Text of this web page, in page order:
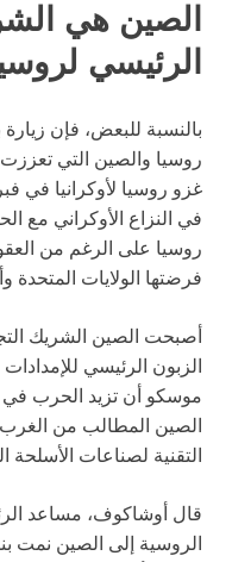
الصين هي
الرئيسي
بالنسبة للبعض، فإن
روسيا والصين التي تعززت
في النزاع الأوكراني مع
روسيا على الرغم من
فرضتها الولايات المتحدة
أصبحت الصين الشريك
الزبون الرئيسي
موسكو أن تزيد الحرب في
الصين المطالب من
التقنية لصناعات الأسلحة
قال أوشاكوف، مساعد